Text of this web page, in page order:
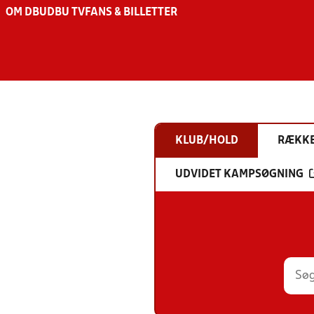
OM DBU DBU TV FANS & BILLETTER
KLUB/HOLD
UDVIDET KAMPSØGNING